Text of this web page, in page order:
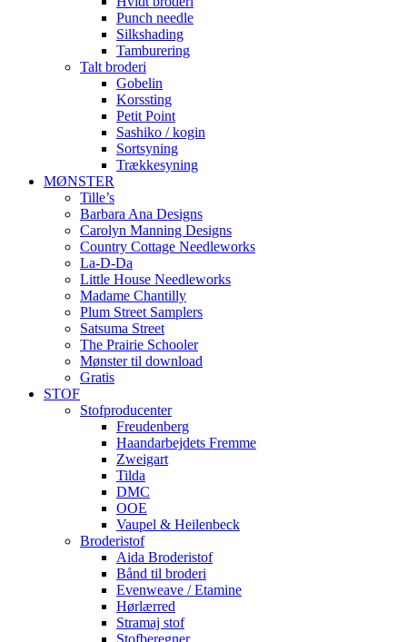
Punch needle
Silkshading
Tamburering
Talt broderi
Gobelin
Korssting
Petit Point
Sashiko / kogin
Sortsyning
Trækkesyning
MØNSTER
Tille’s
Barbara Ana Designs
Carolyn Manning Designs
Country Cottage Needleworks
La-D-Da
Little House Needleworks
Madame Chantilly
Plum Street Samplers
Satsuma Street
The Prairie Schooler
Mønster til download
Gratis
STOF
Stofproducenter
Freudenberg
Haandarbejdets Fremme
Zweigart
Tilda
DMC
OOE
Vaupel & Heilenbeck
Broderistof
Aida Broderistof
Bånd til broderi
Evenweave / Etamine
Hørlærred
Stramaj stof